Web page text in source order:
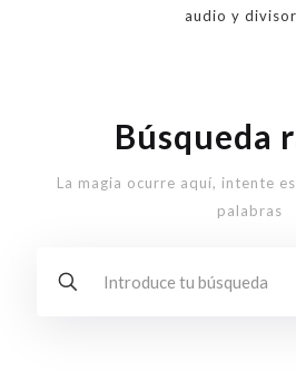
audio y
Búsqueda
La magia ocurre aquí, intente
palabras